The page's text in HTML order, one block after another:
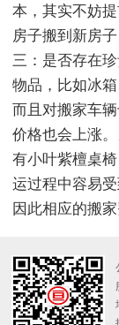
本，其实不妨
房子搬到新房
三：是否存在
物品，比如冰
而且对搬家车
价格也会上涨
有小叶紫檀桌
运过程中容易
因此相应的搬家